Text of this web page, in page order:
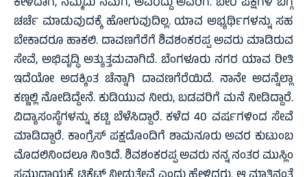
ಚರ್ಚೆ ಮಾಡುವುದಕ್ಕೆ ಹೋಗುವುದಿಲ್ಲ. ಯಾವ ಅಭ್ಯರ್ಥಿಗಳನ್ನು ಸಹ
ಬೇಕಾದರೂ ಹಾಕಲಿ. ದಾವಣಗೆರೆಗೆ ಶಿವಶಂಕರಪ್ಪ ಅವರು ಮಾಡಿರುವ
ಸೇವೆ, ಅಭಿವೃದ್ಧಿ ಅತ್ಯುತ್ತಮವಾಗಿದೆ. ಬೆಂಗಳೂರು ನಗರ ಯಾವ ರೀತಿ
ಇದೆಯೋ‌ ಅದಕ್ಕಿಂತ ಚೆನ್ನಾಗಿ ದಾವಣಗೆರೆಯಿದೆ. ನಾನೇ ಅದನ್ನೆಲ್ಲಾ
ಕಣ್ಣಲ್ಲಿ ನೋಡಿದ್ದೇನೆ. ಕುಡಿಯುವ ನೀರು, ಬಡವರಿಗೆ ಮನೆ ನೀಡಿದ್ದಾರೆ.
ವಿದ್ಯಾಸಂಸ್ಥೆಗಳನ್ನು ಕಟ್ಟಿ ಬೆಳೆಸಿದ್ದಾರೆ. ಕಳೆದ 40 ವರ್ಷಗಳಿಂದ ಸೇವೆ
ಮಾಡಿದ್ದಾರೆ. ಕಾಂಗ್ರೆಸ್ ಪಕ್ಷದೊಂದಿಗೆ ಶಾಮನೂರು ಅವರ ಕುಟುಂಬ
ಮೊದಲಿನಿಂದಲೂ ನಿಂತಿದೆ. ಶಿವಶಂಕರಪ್ಪ ಅವರು ನನ್ನ ನಂತರ ಮುಸ್ಲಿಂ